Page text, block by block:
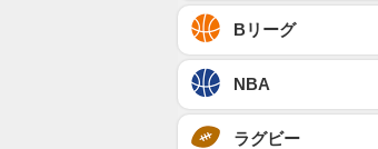
Bリーグ
NBA
ラグビー